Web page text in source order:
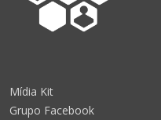
Mídia Kit
Grupo Facebook